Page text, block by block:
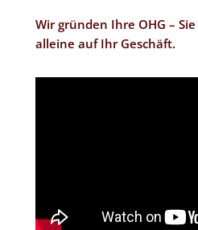
Wir gründen Ihre OHG –
alleine auf Ihr Geschäft.